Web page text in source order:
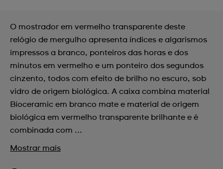
O mostrador em vermelho transparente deste
relógio de mergulho apresenta índices e algarismos
impressos a branco, ponteiros das horas e dos
minutos em vermelho e um ponteiro dos segundos
cinzento, todos com efeito de brilho no escuro, sob
vidro de origem biológica. A caixa combina material
Bioceramic em branco mate e material de origem
biológica em vermelho transparente brilhante e é
combinada com ...
Mostrar mais